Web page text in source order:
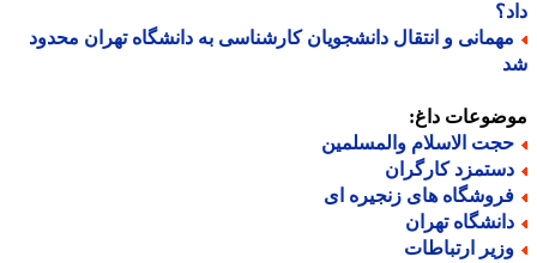
و انتقال دانشجویان کارشناسی به دانشگاه تهران محدود
داغ:
الاسلام والمسلمین
کارگران
های زنجیره ای
تهران
ارتباطات